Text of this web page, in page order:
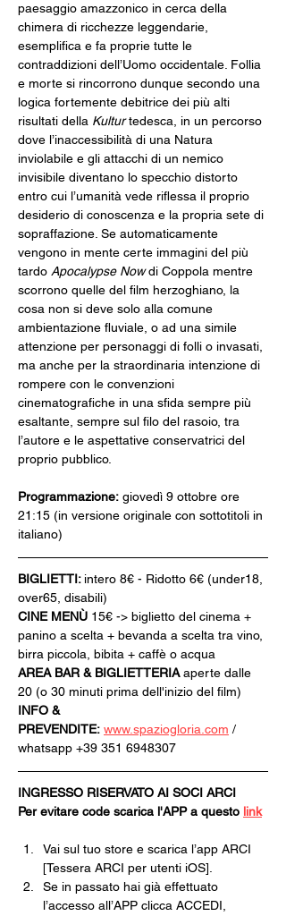
paesaggio amazzonico in cerca della
chimera di ricchezze leggendarie,
esemplifica e fa proprie tutte le
contraddizioni dell’Uomo occidentale. Follia
e morte si rincorrono dunque secondo una
logica fortemente debitrice dei più alti
risultati della Kultur tedesca, in un percorso
dove l’inaccessibilità di una Natura
inviolabile e gli attacchi di un nemico
invisibile diventano lo specchio distorto
entro cui l’umanità vede riflessa il proprio
desiderio di conoscenza e la propria sete di
sopraffazione. Se automaticamente
vengono in mente certe immagini del più
tardo Apocalypse Now di Coppola mentre
scorrono quelle del film herzoghiano, la
cosa non si deve solo alla comune
ambientazione fluviale, o ad una simile
attenzione per personaggi di folli o invasati,
ma anche per la straordinaria intenzione di
rompere con le convenzioni
cinematografiche in una sfida sempre più
esaltante, sempre sul filo del rasoio, tra
l’autore e le aspettative conservatrici del
proprio pubblico.
Programmazione: giovedì 9 ottobre ore
21:15 (in versione originale con sottotitoli in
italiano)
BIGLIETTI: intero 8€ - Ridotto 6€ (under18,
over65, disabili)
CINE MENÙ 15€ -> biglietto del cinema +
panino a scelta + bevanda a scelta tra vino,
birra piccola, bibita + caffè o acqua
AREA BAR & BIGLIETTERIA aperte dalle
20 (o 30 minuti prima dell'inizio del film)
INFO &
PREVENDITE: www.spaziogloria.com /
whatsapp +39 351 6948307
INGRESSO RISERVATO AI SOCI ARCI
Per evitare code scarica l'APP a questo link
Vai sul tuo store e scarica l’app ARCI
[Tessera ARCI per utenti iOS].
Se in passato hai già effettuato
l’accesso all’APP clicca ACCEDI,